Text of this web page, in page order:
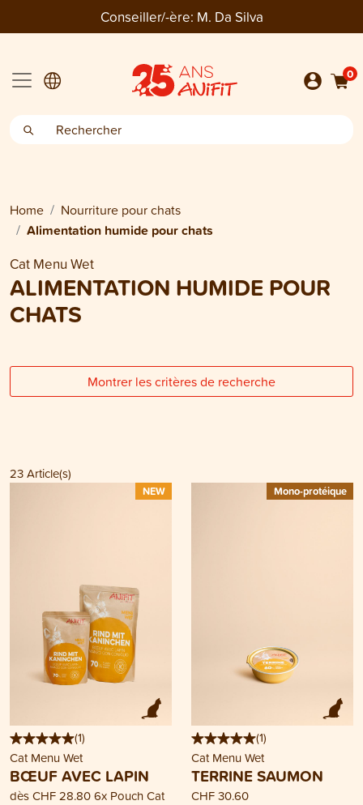
Conseiller/-ère: M. Da Silva
0
Home Nourriture pour chats
Alimentation humide pour chats
Cat Menu Wet
ALIMENTATION HUMIDE POUR
CHATS
Montrer les critères de recherche
23Article(s)
NEW
(1)
Cat Menu Wet
BŒUF AVEC LAPIN
dèsCHF 28.806x Pouch Cat
Mono-protéique
(1)
Cat Menu Wet
TERRINE SAUMON
CHF 30.60